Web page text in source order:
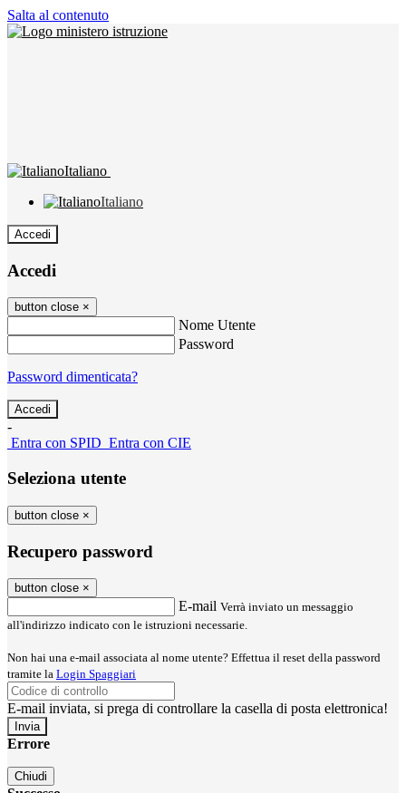
Salta al contenuto
Italiano
Italiano
Accedi
Accedi
button close ×
Nome Utente
Password
Password dimenticata?
-
Entra con SPID Entra con CIE
Seleziona utente
button close ×
Recupero password
button close ×
E-mail Verrà inviato un messaggio
all'indirizzo indicato con le istruzioni necessarie.
Non hai una e-mail associata al nome utente? Effettua il reset della password
tramite la Login Spaggiari
E-mail inviata, si prega di controllare la casella di posta elettronica!
Errore
Chiudi